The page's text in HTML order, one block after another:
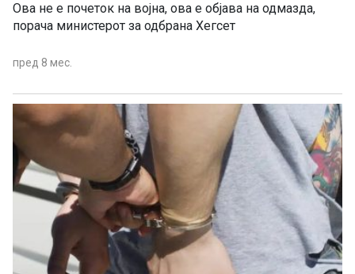
Ова не е почеток на војна, ова е објава на одмазда,
порача министерот за одбрана Хегсет
пред 8 мес.